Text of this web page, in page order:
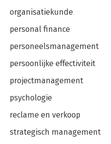
organisatiekunde
personal finance
personeelsmanagement
persoonlijke effectiviteit
projectmanagement
psychologie
reclame en verkoop
strategisch management